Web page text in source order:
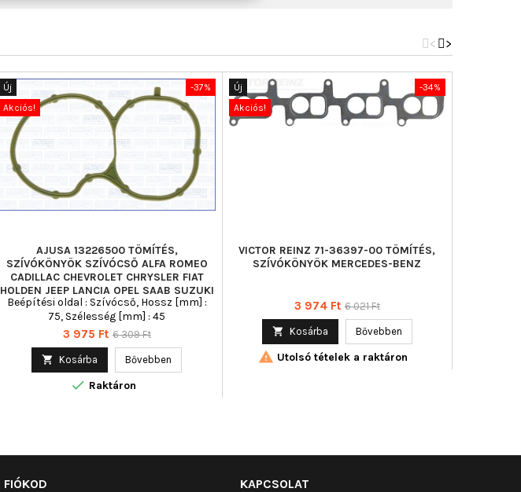
>
<
-37%
Új
Akciós!
AJUSA 13226500 TÖMÍTÉS,
SZÍVÓKÖNYÖK SZÍVÓCSŐ ALFA ROMEO
CADILLAC CHEVROLET CHRYSLER FIAT
HOLDEN JEEP LANCIA OPEL SAAB SUZUKI
VAU
Beépítési oldal : Szívócső, Hossz [mm] :
75, Szélesség [mm] : 45
Ár
3 975 Ft Normál
6 309 Ft
 Kosárba Bővebben
 Raktáron
-34%
Új
Akciós!
VICTOR REINZ 71-36397-00 TÖMÍTÉS,
SZÍVÓKÖNYÖK MERCEDES-BENZ
Ár
3 974 Ft Normál
6 021 Ft
 Kosárba Bővebben
 Utolsó tételek a raktáron
FIÓKOD KAPCSOLAT